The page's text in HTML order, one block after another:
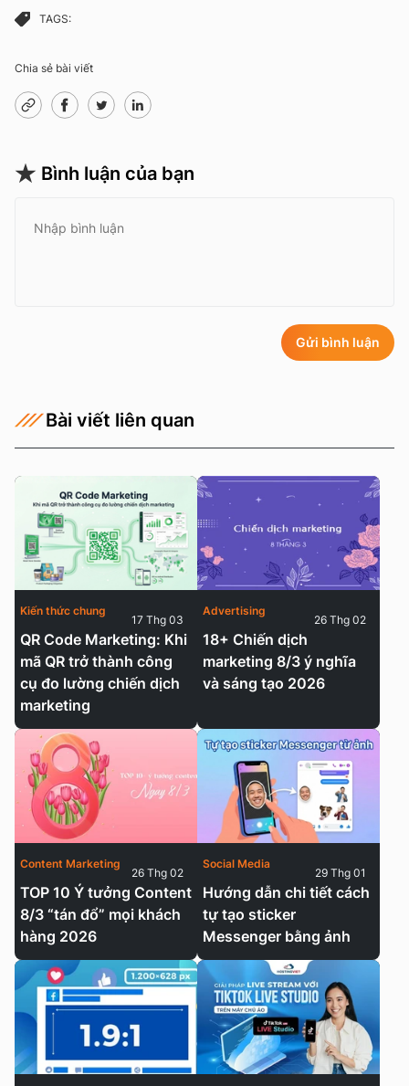
TAGS:
Chia sẻ bài viết
Bình luận của bạn
Gửi bình luận
Bài viết liên quan
QR Code Marketing: Khi
mã QR trở thành công
cụ đo lường chiến dịch
marketing
Kiến thức chung
17 Thg 03
18+ Chiến dịch
marketing 8/3 ý nghĩa
và sáng tạo 2026
Advertising
26 Thg 02
TOP 10 Ý tưởng Content
8/3 “tán đổ” mọi khách
hàng 2026
Content Marketing
26 Thg 02
Hướng dẫn chi tiết cách
tự tạo sticker
Messenger bằng ảnh
Social Media
29 Thg 01